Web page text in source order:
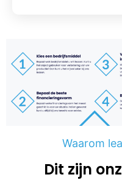
Waarom
Dit zijn